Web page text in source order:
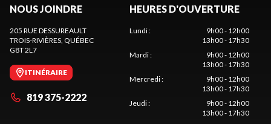
NOUS JOINDRE
205 RUE DESSUREAULT
TROIS-RIVIÈRES , QUÉBEC
G8T 2L7
ITINÉRAIRE
819 375-2222
HEURES D'OUVERTURE
Lundi:
9h00 - 12h00
13h00 - 17h30
Mardi:
9h00 - 12h00
13h00 - 17h30
Mercredi:
9h00 - 12h00
13h00 - 17h30
Jeudi:
9h00 - 12h00
13h00 - 17h30